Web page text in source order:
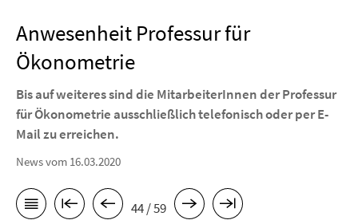
Anwesenheit Professur für
Ökonometrie
Bis auf weiteres sind die MitarbeiterInnen der Professur
für Ökonometrie ausschließlich telefonisch oder per E-
Mail zu erreichen.
News vom 16.03.2020
44 / 59